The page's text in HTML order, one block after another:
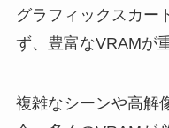
グラフィックスカー
ず、豊富なVRAMが
複雑なシーンや高解